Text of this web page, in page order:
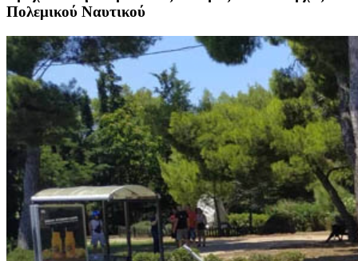
Πολεμικού Ναυτικού